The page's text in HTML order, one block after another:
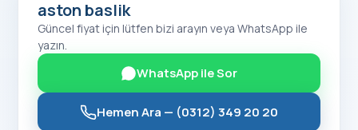
aston baslik
Güncel fiyat için lütfen bizi arayın veya WhatsApp ile
yazın.
WhatsApp ile Sor
Hemen Ara — (0312) 349 20 20